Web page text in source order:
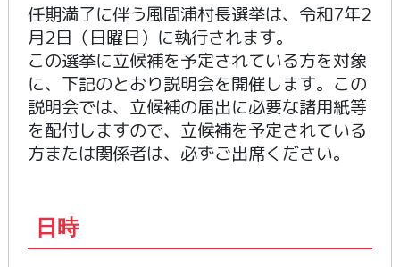
任期満了に伴う風間浦村長選挙は、令和7年2
月2日（日曜日）に執行されます。
この選挙に立候補を予定されている方を対象
に、下記のとおり説明会を開催します。この
説明会では、立候補の届出に必要な諸用紙等
を配付しますので、立候補を予定されている
方または関係者は、必ずご出席ください。
日時